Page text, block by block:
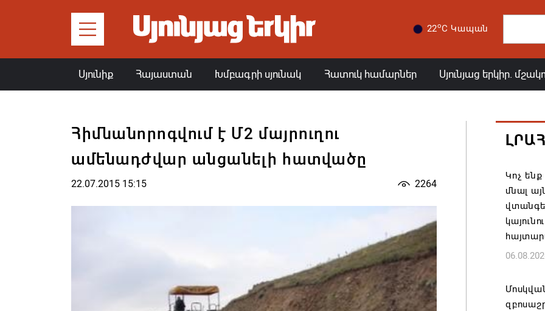
22oC Կապան
Սյունիք Հայաստան Խմբագրի սյունակ Հատուկ համարներ Սյունյաց երկիր.
Հիմնանորոգվում է Մ2 մայրուղու
ամենադժվար անցանելի հատվածը
22.07.2015 15:15 2264
Կոչ
մնալ